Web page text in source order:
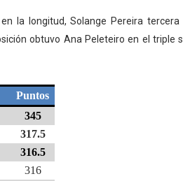
la longitud, Solange Pereira tercera
obtuvo Ana Peleteiro en el triple
Puntos
345
317.5
316.5
316